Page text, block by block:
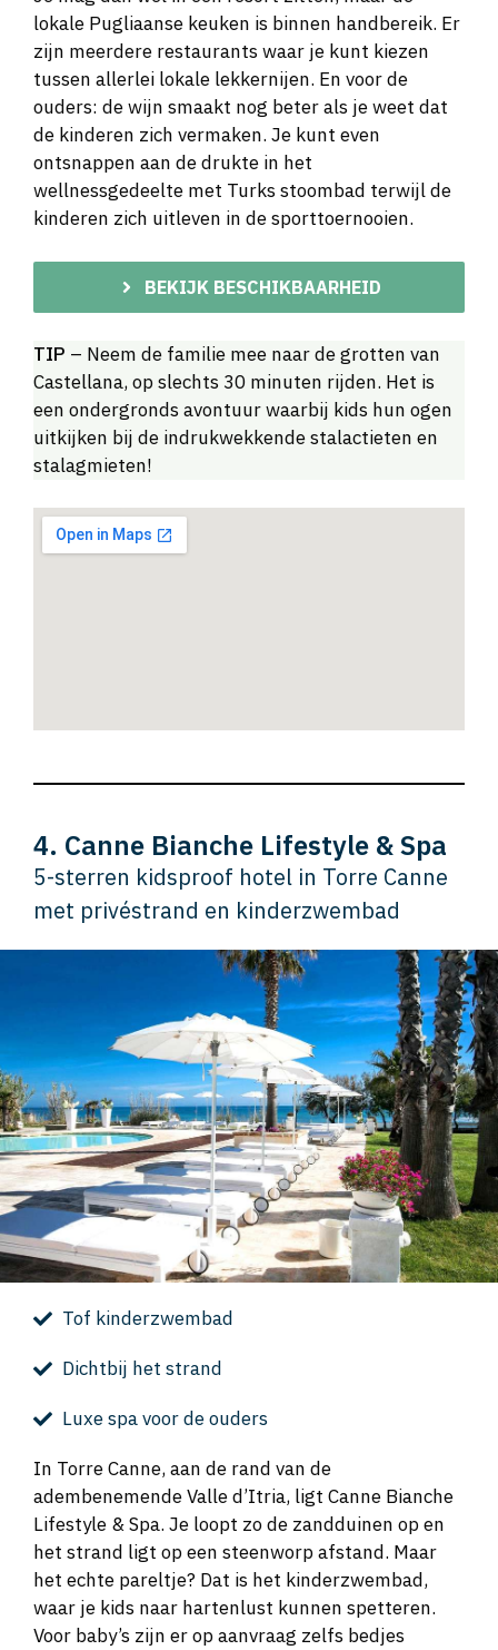
lokale Pugliaanse keuken is binnen handbereik. Er
zijn meerdere restaurants waar je kunt kiezen
tussen allerlei lokale lekkernijen. En voor de
ouders: de wijn smaakt nog beter als je weet dat
de kinderen zich vermaken. Je kunt even
ontsnappen aan de drukte in het
wellnessgedeelte met Turks stoombad terwijl de
kinderen zich uitleven in de sporttoernooien.
BEKIJK BESCHIKBAARHEID
TIP – Neem de familie mee naar de grotten van
Castellana, op slechts 30 minuten rijden. Het is
een ondergronds avontuur waarbij kids hun ogen
uitkijken bij de indrukwekkende stalactieten en
stalagmieten!
4. Canne Bianche Lifestyle & Spa
5-sterren kidsproof hotel in Torre Canne
met privéstrand en kinderzwembad
Tof kinderzwembad
Dichtbij het strand
Luxe spa voor de ouders
In Torre Canne, aan de rand van de
adembenemende Valle d’Itria, ligt Canne Bianche
Lifestyle & Spa. Je loopt zo de zandduinen op en
het strand ligt op een steenworp afstand. Maar
het echte pareltje? Dat is het kinderzwembad,
waar je kids naar hartenlust kunnen spetteren.
Voor baby’s zijn er op aanvraag zelfs bedjes